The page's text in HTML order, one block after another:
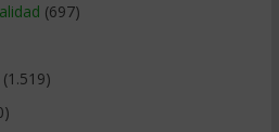
(697)
(1.519)